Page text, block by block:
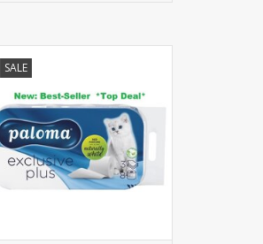
SALEExclusive Plus 48 rollen
TOEVOEGEN AAN WINKELWAGEN